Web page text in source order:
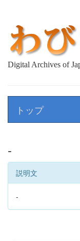
Digital Archives of
トップ
-
説明文
-